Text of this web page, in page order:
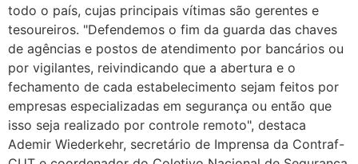
todo o país, cujas principais vítimas são gerentes e
tesoureiros. "Defendemos o fim da guarda das chaves
de agências e postos de atendimento por bancários ou
por vigilantes, reivindicando que a abertura e o
fechamento de cada estabelecimento sejam feitos por
empresas especializadas em segurança ou então que
isso seja realizado por controle remoto", destaca
Ademir Wiederkehr, secretário de Imprensa da Contraf-